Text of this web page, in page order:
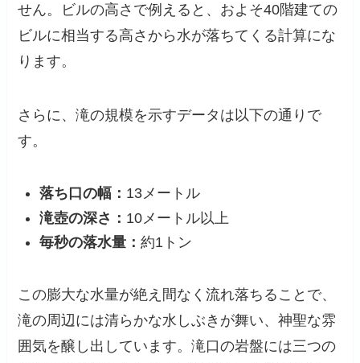
せん。ビルの高さで例えると、およそ40階建ての
ビルに相当する高さから水が落ちてくる計算にな
ります。
さらに、滝の規模を示すデータは以下の通りで
す。
落ち口の幅： 13メートル
滝壺の深さ： 10メートル以上
毎秒の落水量：約1トン
この膨大な水量が絶え間なく流れ落ちることで、
滝の周辺には清らかな水しぶきが舞い、神聖な雰
囲気を醸し出しています。滝口の岩盤には三つの